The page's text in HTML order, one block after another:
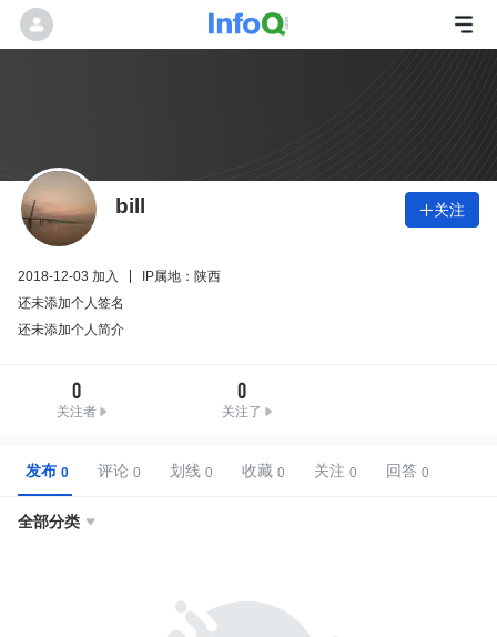
bill 关注
2018-12-03 加入
IP属地：陕西
还未添加个人签名
还未添加个人简介
0
关注者
0
关注了
发布 评论 划线 收藏 关注 回答
全部分类 